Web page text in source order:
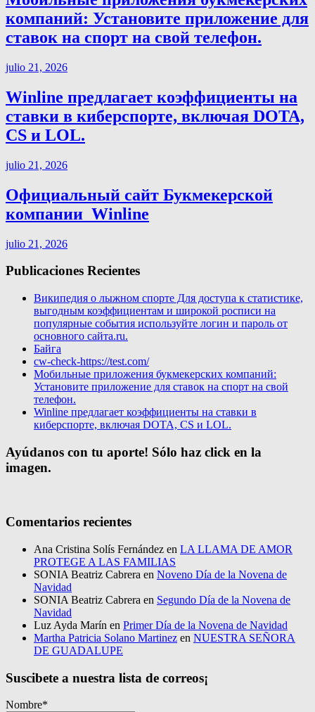
компаний: Установите приложение для
ставок на спорт на свой телефон.
julio 21, 2026
Winline предлагает коэффициенты на
ставки в киберспорте, включая DOTA,
CS и LOL.
julio 21, 2026
Официальный сайт Букмекерской
компании ️ Winline
julio 21, 2026
Publicaciones Recientes
Википедия о лыжном спорте Для доступа к статистике,
выгодным коэффициентам и широкой росписи на
популярные события используйте логин и пароль от
основного сайта.ru.
Байга
cw-check-https://test.com/
Мобильные приложения букмекерских компаний:
Установите приложение для ставок на спорт на свой
телефон.
Winline предлагает коэффициенты на ставки в
киберспорте, включая DOTA, CS и LOL.
Ayúdanos con tu aporte! Sólo haz click en la
imagen.
Comentarios recientes
Ana Cristina Solís Fernández en LA LLAMA DE AMOR
PROTEGE A LAS FAMILIAS
SONIA Beatriz Cabrera en Noveno Día de la Novena de
Navidad
SONIA Beatriz Cabrera en Segundo Día de la Novena de
Navidad
Luz Ayda Marín en Primer Día de la Novena de Navidad
Martha Patricia Solano Martinez en NUESTRA SEÑORA
DE GUADALUPE
Suscibete a nuestra lista de correos¡
Nombre*